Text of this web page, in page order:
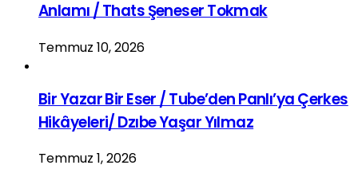
Anlamı / Thats Şeneser Tokmak
Temmuz 10, 2026
Bir Yazar Bir Eser / Tube’den Panlı’ya Çerkes
Hikâyeleri/ Dzıbe Yaşar Yılmaz
Temmuz 1, 2026